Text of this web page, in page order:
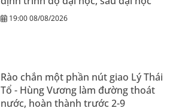
19:00 08/08/2026
Rào chắn một phần nút giao Lý Thái
Tổ - Hùng Vương làm đường thoát
nước, hoàn thành trước 2-9